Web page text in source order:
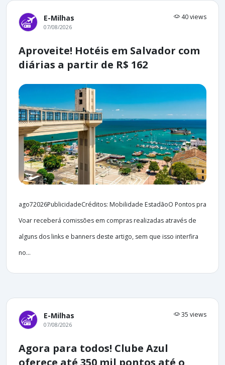
E-Milhas 40 views
07/08/2026
Aproveite! Hotéis em Salvador com
diárias a partir de R$ 162
ago72026PublicidadeCréditos: Mobilidade EstadãoO Pontos pra
Voar receberá comissões em compras realizadas através de
alguns dos links e banners deste artigo, sem que isso interfira
no...
E-Milhas 35 views
07/08/2026
Agora para todos! Clube Azul
oferece até 350 mil pontos até o